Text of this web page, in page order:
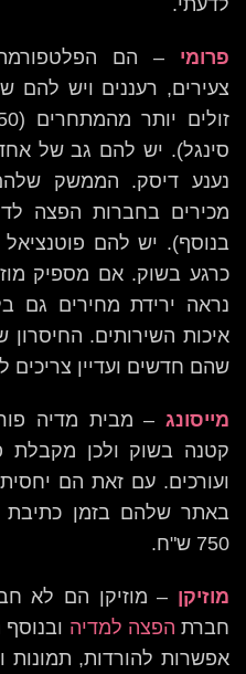
לדעתי.
פרומי – הם
צעירים, רעננים ויש להם
סינגל). יש להם גב של
נענע דיסק. הממשק
מכירים בחברות הפצה
בנוסף). יש להם
כרגע בשוק. אם מספיק
נראה ירידת מחירים גם
איכות השירותים.
שהם חדשים ועדיין צריכים
מייסונג – מבית מדיה
קטנה בשוק ולכן
ועורכים. עם זאת הם
באתר שלהם בזמן כתיבת
750 ש"ח.
מוזיקן – מוזיקן הם לא
חברת הפצה למדיה
אפשרות להורדות,